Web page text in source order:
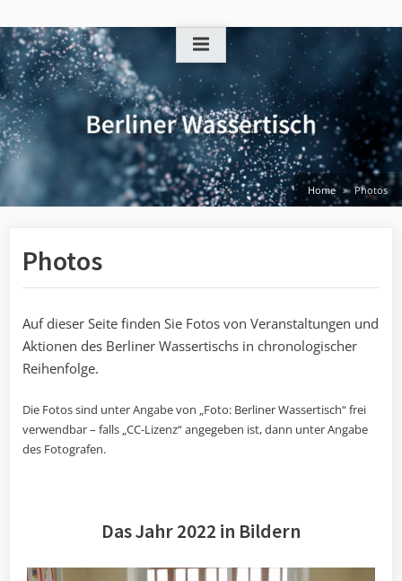
to
content
Home Photos
Photos
Auf dieser Seite finden Sie Fotos von Veranstaltungen und
Aktionen des Berliner Wassertischs in chronologischer
Reihenfolge.
Die Fotos sind unter Angabe von „Foto: Berliner Wassertisch“ frei
verwendbar – falls „CC-Lizenz“ angegeben ist, dann unter Angabe
des Fotografen.
Das Jahr 2022 in Bildern